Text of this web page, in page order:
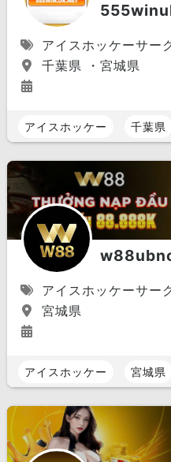
アイスホッケーサー
千葉県 ・宮城県
アイスホッケー 千葉県
アイスホッケーサー
宮城県
アイスホッケー 宮城県